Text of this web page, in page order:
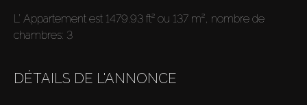
L’ Appartement est 1479.93 ft² ou 137 m², nombre de
chambres: 3
DÉTAILS DE L'ANNONCE